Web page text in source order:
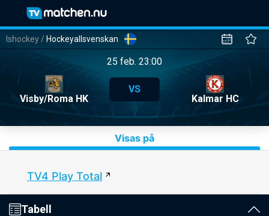
Ishockey / Hockeyallsvenskan
25 feb. 23:00
Visby/Roma HK
VS
Kalmar HC
Visas på
TV4 Play Total
Tabell